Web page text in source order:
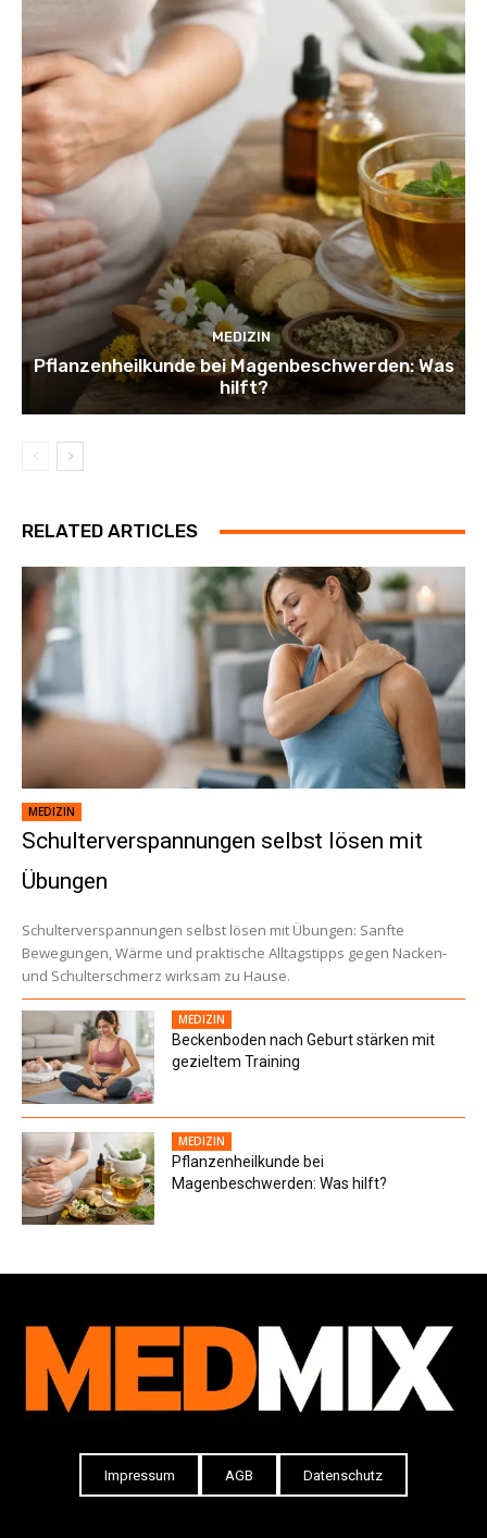
MEDIZIN
Pflanzenheilkunde bei Magenbeschwerden: Was
hilft?
RELATED ARTICLES
MEDIZIN
Schulterverspannungen selbst lösen mit
Übungen
Schulterverspannungen selbst lösen mit Übungen: Sanfte
Bewegungen, Wärme und praktische Alltagstipps gegen Nacken-
und Schulterschmerz wirksam zu Hause.
MEDIZIN
Beckenboden nach Geburt stärken mit
gezieltem Training
MEDIZIN
Pflanzenheilkunde bei
Magenbeschwerden: Was hilft?
Impressum AGB Datenschutz